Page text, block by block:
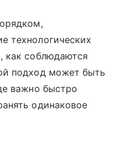
технологических
как соблюдаются
подход может быть
важно быстро
одинаковое